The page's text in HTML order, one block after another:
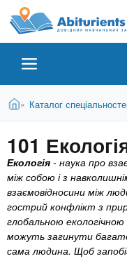
A
b
i
t
u
r
о
в
д
н
к
Н
а
в
ч
а
В
т
у
т
Головна
» Каталог
101
Екологія - наука про
між собою і з
взаємовідносини між
гострий конфлікт з
глобальною
можуть загинути багато
сама людина. Щоб